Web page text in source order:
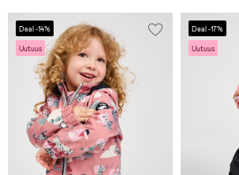
Deal -14%
Uutuus
Deal -17%
Uutuus